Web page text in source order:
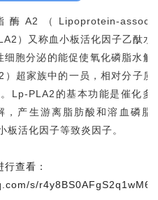
A2（Lipoprotein-
）又称血小板活化因子乙酞水
细胞分泌的能促使氧化磷脂水解
）超家族中的一员，相对分子质
Lp-PLA2的基本功能是催化多
，产生游离脂肪酸和溶血磷脂
活化因子等致炎因子。
查看：
s/